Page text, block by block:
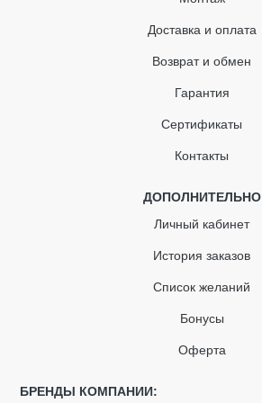
Тройник водосточной трубы
Доставка и оплата
Возврат и обмен
Гарантия
Сертификаты
Контакты
ДОПОЛНИТЕЛЬНО
Личный кабинет
История заказов
Список желаний
Бонусы
Оферта
БРЕНДЫ КОМПАНИИ: